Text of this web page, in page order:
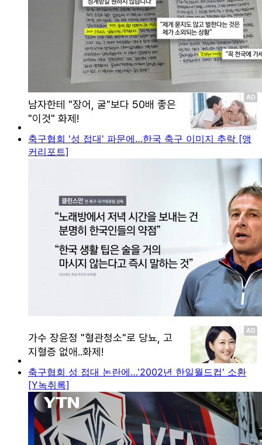
축구협회 '성 접대' 파문에…한국 축구 이미지 추락 [앵
커리포트]
축구협회 성 접대 논란에…'2002년 한일월드컵' 소환
[Y녹취록]